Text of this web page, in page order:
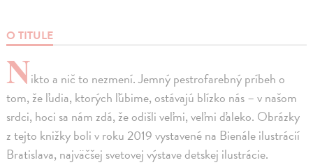
O TITULE
Nikto a nič to nezmení. Jemný pestrofarebný príbeh o
tom, že ľudia, ktorých ľúbime, ostávajú blízko nás – v našom
srdci, hoci sa nám zdá, že odišli veľmi, veľmi ďaleko. Obrázky
z tejto knižky boli v roku 2019 vystavené na Bienále ilustrácií
Bratislava, najväčšej svetovej výstave detskej ilustrácie.